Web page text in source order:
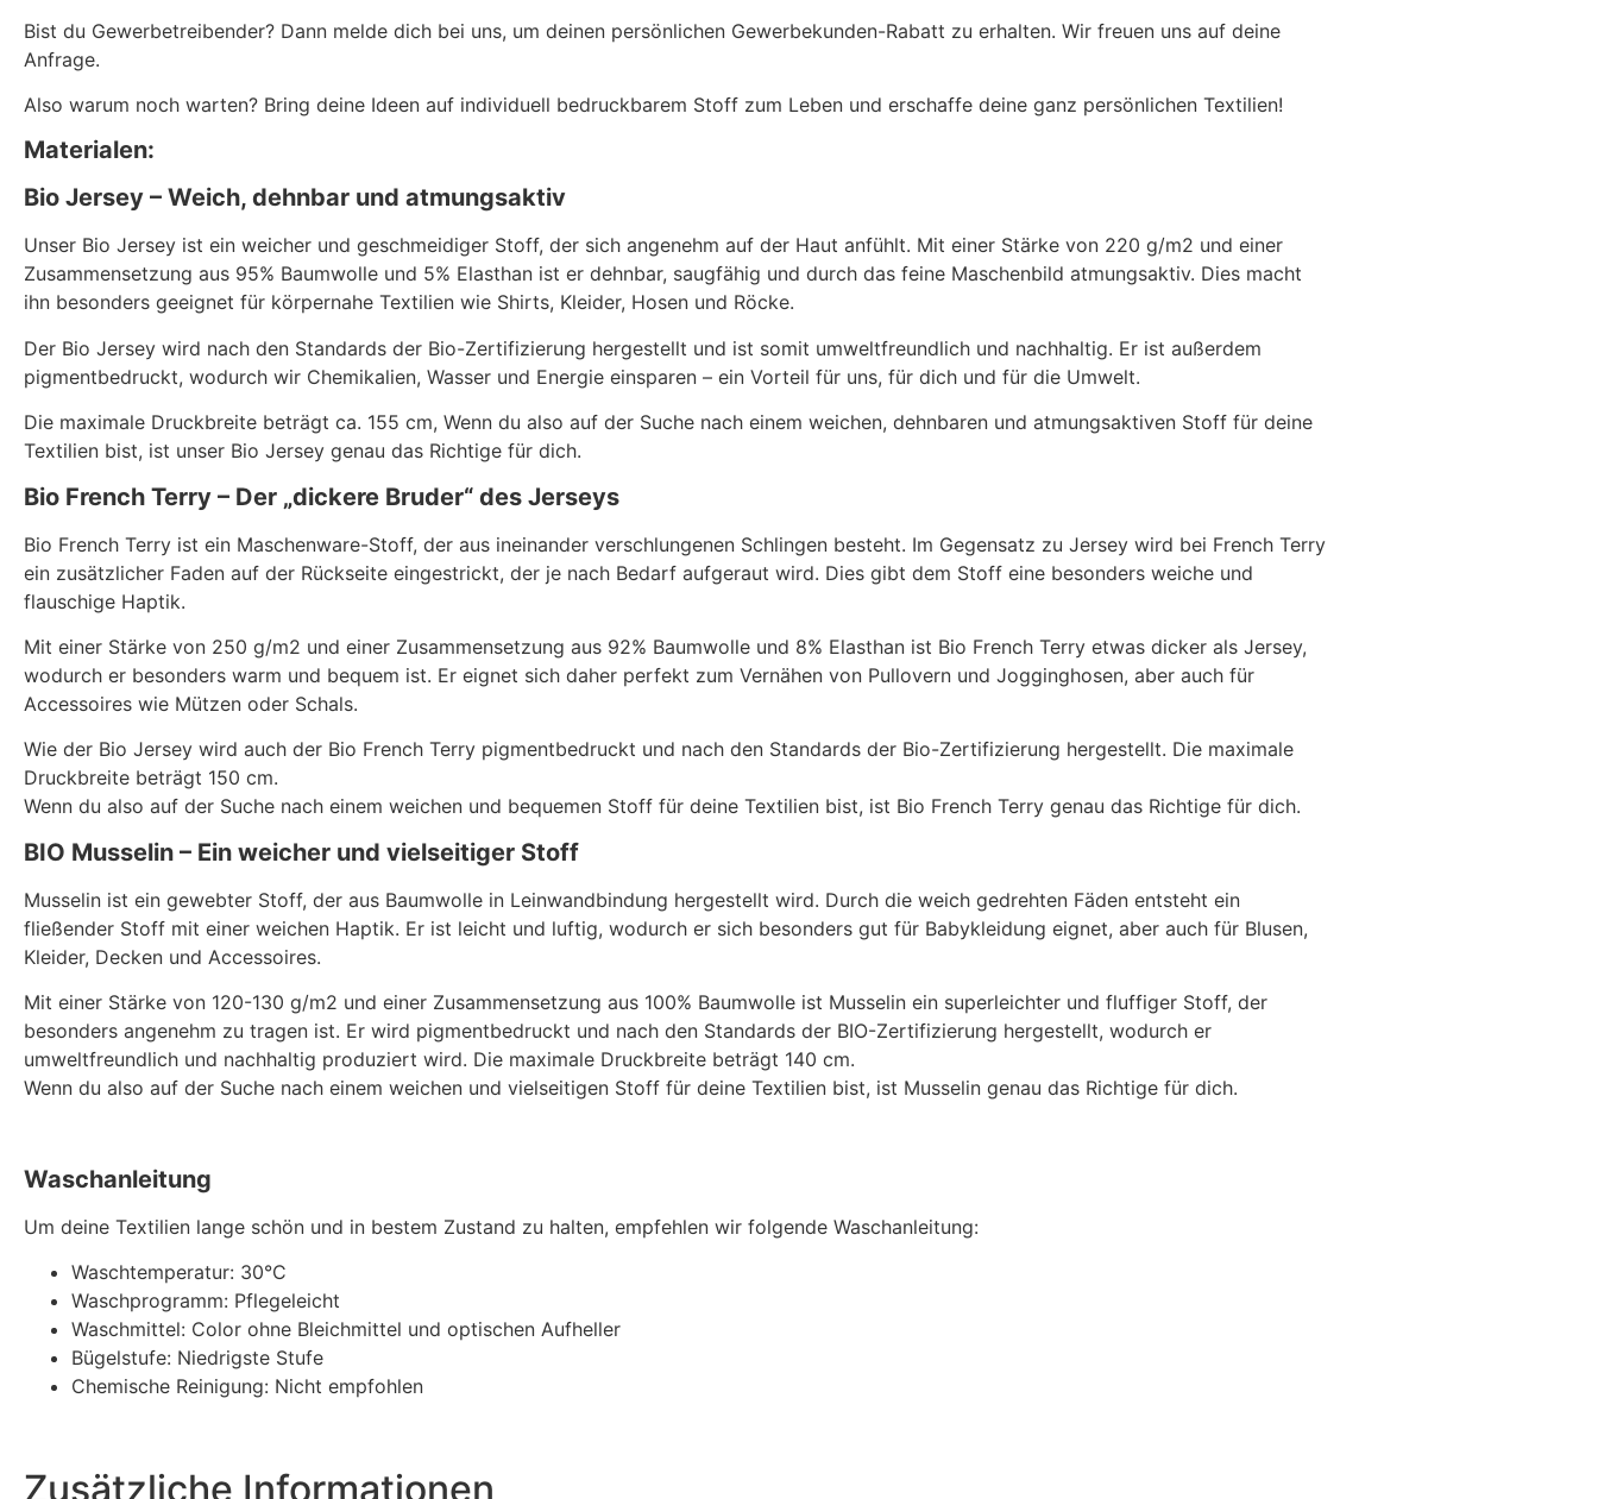
Bist du Gewerbetreibender? Dann melde dich bei uns, um deinen persönlichen Gewerbekunden-Rabatt zu erhalten. Wir freuen uns auf deine
Anfrage.
Also warum noch warten? Bring deine Ideen auf individuell bedruckbarem Stoff zum Leben und erschaffe deine ganz persönlichen Textilien!
Materialen:
Bio Jersey – Weich, dehnbar und atmungsaktiv
Unser Bio Jersey ist ein weicher und geschmeidiger Stoff, der sich angenehm auf der Haut anfühlt. Mit einer Stärke von 220 g/m2 und einer
Zusammensetzung aus 95% Baumwolle und 5% Elasthan ist er dehnbar, saugfähig und durch das feine Maschenbild atmungsaktiv. Dies macht
ihn besonders geeignet für körpernahe Textilien wie Shirts, Kleider, Hosen und Röcke.
Der Bio Jersey wird nach den Standards der Bio-Zertifizierung hergestellt und ist somit umweltfreundlich und nachhaltig. Er ist außerdem
pigmentbedruckt, wodurch wir Chemikalien, Wasser und Energie einsparen – ein Vorteil für uns, für dich und für die Umwelt.
Die maximale Druckbreite beträgt ca. 155 cm, Wenn du also auf der Suche nach einem weichen, dehnbaren und atmungsaktiven Stoff für deine
Textilien bist, ist unser Bio Jersey genau das Richtige für dich.
Bio French Terry – Der „dickere Bruder“ des Jerseys
Bio French Terry ist ein Maschenware-Stoff, der aus ineinander verschlungenen Schlingen besteht. Im Gegensatz zu Jersey wird bei French Terry
ein zusätzlicher Faden auf der Rückseite eingestrickt, der je nach Bedarf aufgeraut wird. Dies gibt dem Stoff eine besonders weiche und
flauschige Haptik.
Mit einer Stärke von 250 g/m2 und einer Zusammensetzung aus 92% Baumwolle und 8% Elasthan ist Bio French Terry etwas dicker als Jersey,
wodurch er besonders warm und bequem ist. Er eignet sich daher perfekt zum Vernähen von Pullovern und Jogginghosen, aber auch für
Accessoires wie Mützen oder Schals.
Wie der Bio Jersey wird auch der Bio French Terry pigmentbedruckt und nach den Standards der Bio-Zertifizierung hergestellt. Die maximale
Druckbreite beträgt 150 cm.
Wenn du also auf der Suche nach einem weichen und bequemen Stoff für deine Textilien bist, ist Bio French Terry genau das Richtige für dich.
BIO Musselin – Ein weicher und vielseitiger Stoff
Musselin ist ein gewebter Stoff, der aus Baumwolle in Leinwandbindung hergestellt wird. Durch die weich gedrehten Fäden entsteht ein
fließender Stoff mit einer weichen Haptik. Er ist leicht und luftig, wodurch er sich besonders gut für Babykleidung eignet, aber auch für Blusen,
Kleider, Decken und Accessoires.
Mit einer Stärke von 120-130 g/m2 und einer Zusammensetzung aus 100% Baumwolle ist Musselin ein superleichter und fluffiger Stoff, der
besonders angenehm zu tragen ist. Er wird pigmentbedruckt und nach den Standards der BIO-Zertifizierung hergestellt, wodurch er
umweltfreundlich und nachhaltig produziert wird. Die maximale Druckbreite beträgt 140 cm.
Wenn du also auf der Suche nach einem weichen und vielseitigen Stoff für deine Textilien bist, ist Musselin genau das Richtige für dich.
Waschanleitung
Um deine Textilien lange schön und in bestem Zustand zu halten, empfehlen wir folgende Waschanleitung:
Waschtemperatur: 30°C
Waschprogramm: Pflegeleicht
Waschmittel: Color ohne Bleichmittel und optischen Aufheller
Bügelstufe: Niedrigste Stufe
Chemische Reinigung: Nicht empfohlen
Zusätzliche Informationen